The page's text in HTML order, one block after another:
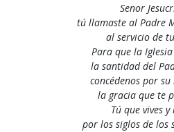
Senor
tú llamaste al Padre
al servicio de
Para que la
la santidad del
concédenos por
la gracia que te
Tú que vives
por los siglos de los